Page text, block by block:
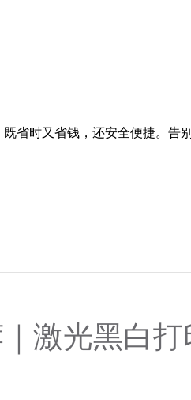
省时又省钱，还安全便捷。告
激光黑白打